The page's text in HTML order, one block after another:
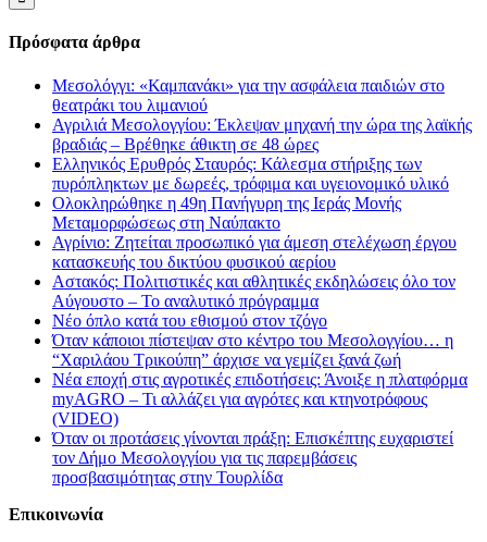
Πρόσφατα άρθρα
Μεσολόγγι: «Καμπανάκι» για την ασφάλεια παιδιών στο
θεατράκι του λιμανιού
Αγριλιά Μεσολογγίου: Έκλεψαν μηχανή την ώρα της λαϊκής
βραδιάς – Βρέθηκε άθικτη σε 48 ώρες
Ελληνικός Ερυθρός Σταυρός: Κάλεσμα στήριξης των
πυρόπληκτων με δωρεές, τρόφιμα και υγειονομικό υλικό
Ολοκληρώθηκε η 49η Πανήγυρη της Ιεράς Μονής
Μεταμορφώσεως στη Ναύπακτο
Αγρίνιο: Ζητείται προσωπικό για άμεση στελέχωση έργου
κατασκευής του δικτύου φυσικού αερίου
Αστακός: Πολιτιστικές και αθλητικές εκδηλώσεις όλο τον
Αύγουστο – Το αναλυτικό πρόγραμμα
Νέο όπλο κατά του εθισμού στον τζόγο
Όταν κάποιοι πίστεψαν στο κέντρο του Μεσολογγίου… η
“Χαριλάου Τρικούπη” άρχισε να γεμίζει ξανά ζωή
Νέα εποχή στις αγροτικές επιδοτήσεις: Άνοιξε η πλατφόρμα
myAGRO – Τι αλλάζει για αγρότες και κτηνοτρόφους
(VIDEO)
Όταν οι προτάσεις γίνονται πράξη: Επισκέπτης ευχαριστεί
τον Δήμο Μεσολογγίου για τις παρεμβάσεις
προσβασιμότητας στην Τουρλίδα
Επικοινωνία